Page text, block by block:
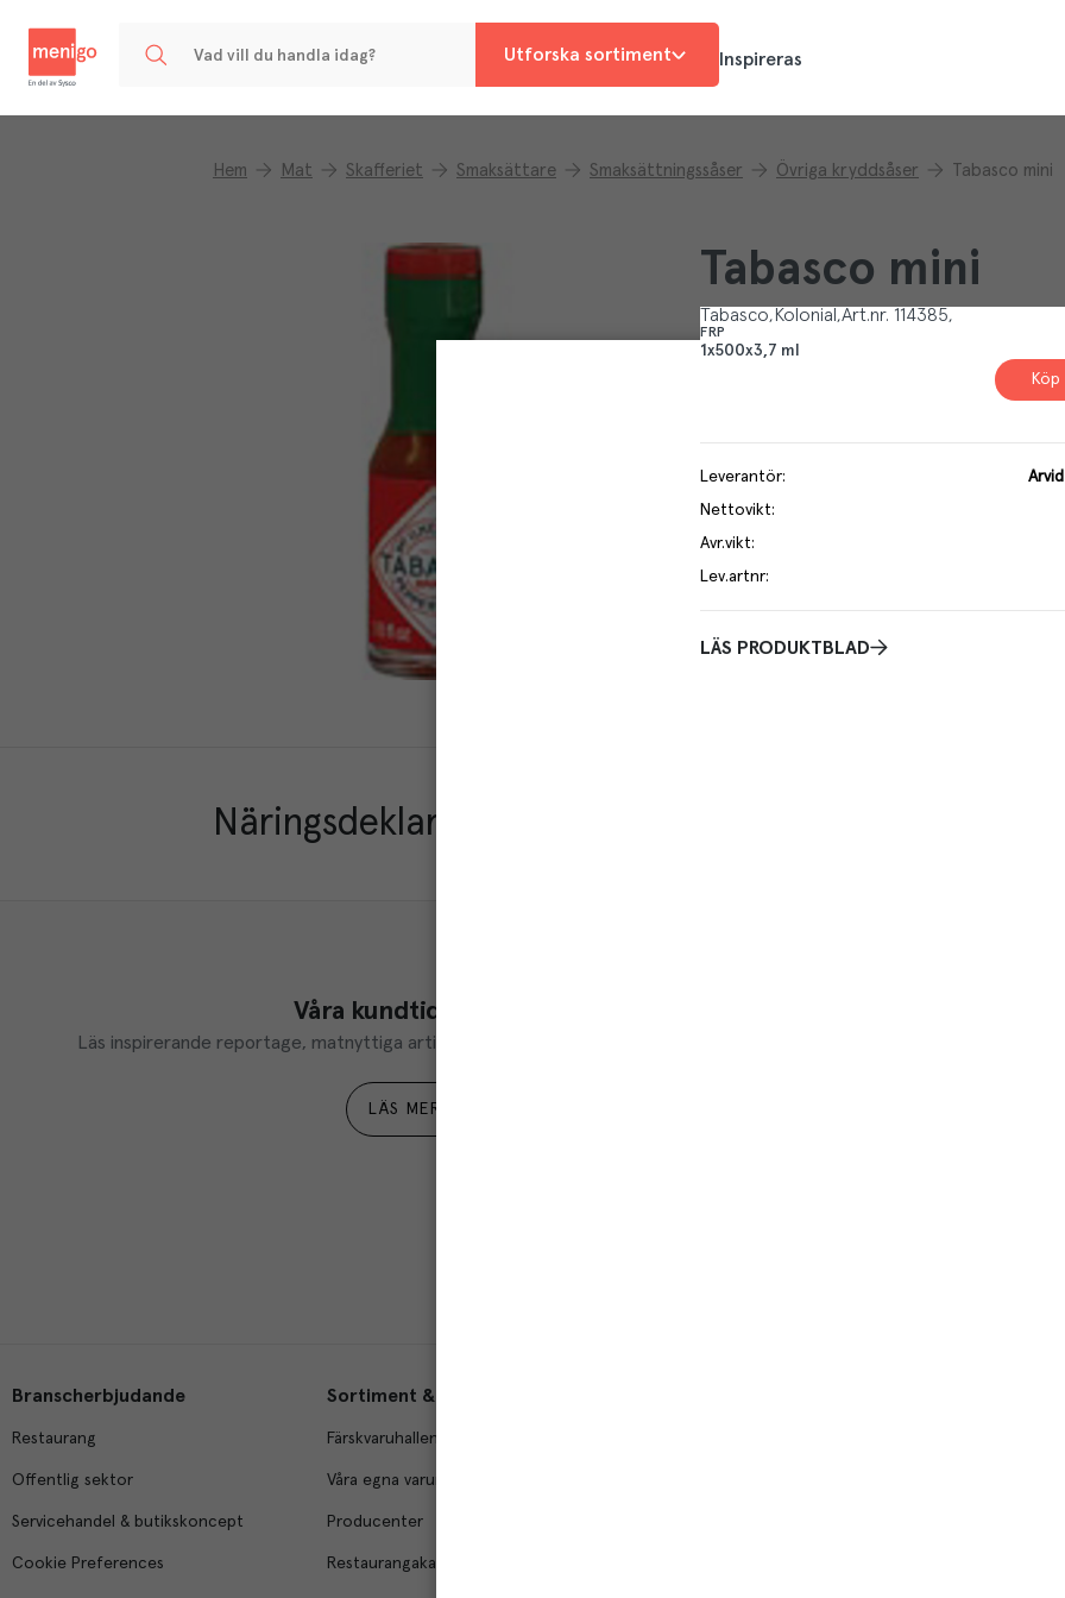
Utforska sortiment Inspireras
Hem Mat Skafferiet Smaksättare Smaksättningssåser Övriga kryddsåser Tabasco mini
Tabasco mini
Tabasco Kolonial Art.nr. 114385
FRP
1x500x3,7 ml
Köp
Leverantör:
Nettovikt:
Avr.vikt:
Lev.artnr:
LÄS PRODUKTBLAD
Näringsdeklaration
Våra kundtidningar
Läs inspirerande reportage, matnyttiga artiklar och ta del av aktuella kampanjer.
LÄS MER
Du som är Menigo-
Branscherbjudande
Restaurang
Offentlig sektor
Servicehandel & butikskoncept
Cookie Preferences
Sortiment & tjänster
Färskvaruhallen
Våra egna varumärken
Producenter
Restaurangakademien